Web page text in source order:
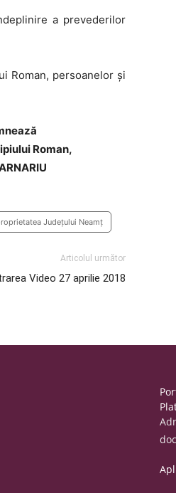
a prevederilor
Roman, persoanelor şi
Roman,
Județului Neamț
Articolul următor
Video 27 aprilie 2018